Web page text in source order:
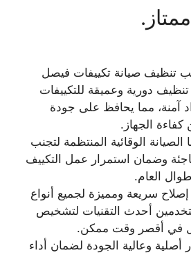
تنظيف صيانة تكييفات فيصل
دورية وعميقة للتكييفات
آمنة، مما يحافظ على جودة
كفاءة الجهاز.
الوقائية المنتظمة لتجنب
وضمان استمرار عمل التكييف
العام.
سريعة ومميزة لجميع أنواع
أحدث التقنيات لتشخيص
في أقصر وقت ممكن.
أصلية وعالية الجودة لضمان أداء